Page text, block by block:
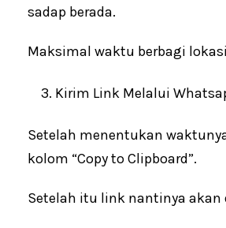
sadap berada.
Maksimal waktu berbagi
Kirim Link Melalui
Setelah menentukan
kolom “Copy to Clipboard”.
Setelah itu link nantinya akan